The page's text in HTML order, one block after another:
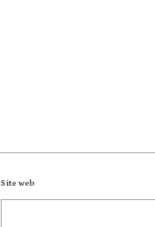
Site web